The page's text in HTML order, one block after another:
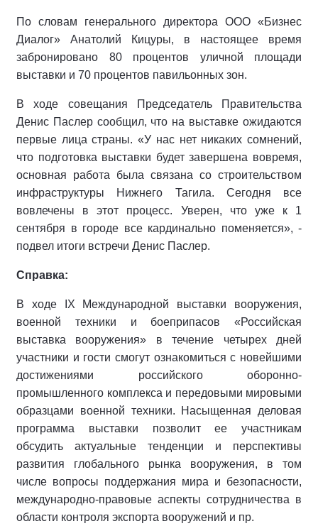
По словам генерального директора ООО «Бизнес
Диалог» Анатолий Кицуры, в настоящее время
забронировано 80 процентов уличной площади
выставки и 70 процентов павильонных зон.
В ходе совещания Председатель Правительства
Денис Паслер сообщил, что на выставке ожидаются
первые лица страны. «У нас нет никаких сомнений,
что подготовка выставки будет завершена вовремя,
основная работа была связана со строительством
инфраструктуры Нижнего Тагила. Сегодня все
вовлечены в этот процесс. Уверен, что уже к 1
сентября в городе все кардинально поменяется», -
подвел итоги встречи Денис Паслер.
Справка:
В ходе IX Международной выставки вооружения,
военной техники и боеприпасов «Российская
выставка вооружения» в течение четырех дней
участники и гости смогут ознакомиться с новейшими
достижениями российского оборонно-
промышленного комплекса и передовыми мировыми
образцами военной техники. Насыщенная деловая
программа выставки позволит ее участникам
обсудить актуальные тенденции и перспективы
развития глобального рынка вооружения, в том
числе вопросы поддержания мира и безопасности,
международно-правовые аспекты сотрудничества в
области контроля экспорта вооружений и пр.